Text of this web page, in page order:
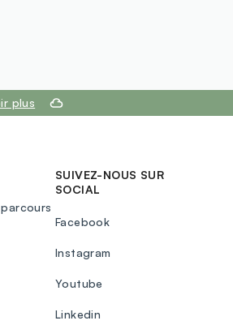
plus
SUIVEZ-NOUS SUR
SOCIAL
Facebook
Instagram
Youtube
Linkedin